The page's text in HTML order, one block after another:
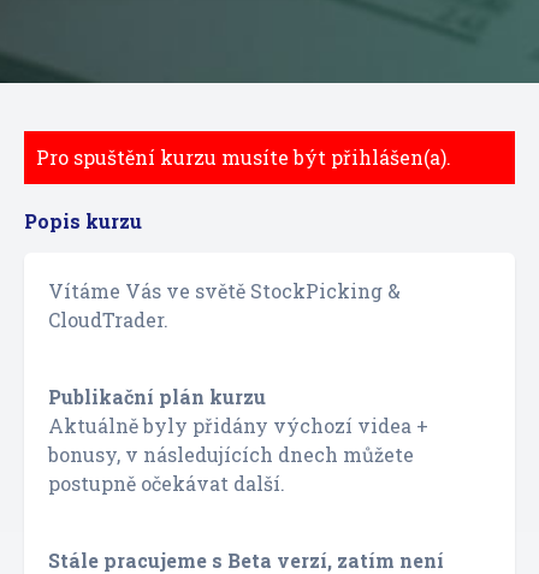
Pro spuštění kurzu musíte být přihlášen(a).
Popis kurzu
Vítáme Vás ve světě StockPicking &
CloudTrader.
Publikační plán kurzu
Aktuálně byly přidány výchozí videa +
bonusy, v následujících dnech můžete
postupně očekávat další.
Stále pracujeme s Beta verzí, zatím není